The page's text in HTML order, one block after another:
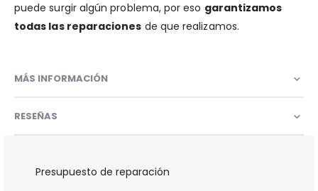
puede surgir algún problema, por eso garantizamos
todas las reparaciones de que realizamos.
MÁS INFORMACIÓN
RESEÑAS
Presupuesto de reparación